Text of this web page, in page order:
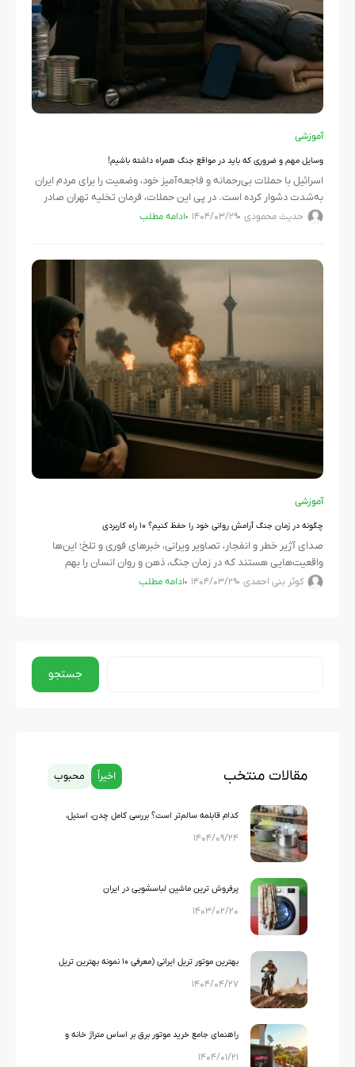
آموزشی
وسایل مهم و ضروری که باید در مواقع جنگ همراه داشته باشیم!
اسرائیل با حملات بی‌رحمانه و فاجعه‌آمیز خود، وضعیت را برای مردم ایران
به‌شدت دشوار کرده است. در پی این حملات، فرمان تخلیه تهران صادر
شده و بسیاری از ساکنان این
حدیث محمودی ۱۴۰۴/۰۳/۲۹ ادامه مطلب
آموزشی
چگونه در زمان جنگ آرامش روانی خود را حفظ کنیم؟ ۱۰ راه کاربردی
صدای آژیر خطر و انفجار، تصاویر ویرانی، خبرهای فوری و تلخ؛ این‌ها
واقعیت‌هایی هستند که در زمان جنگ، ذهن و روان انسان را بهم
میریزند. در چنین روزهایی که ترس،
کوثر بنی احمدی ۱۴۰۴/۰۳/۲۹ ادامه مطلب
جستجو
مقالات منتخب اخیراً محبوب
کدام قابلمه سالم‌تر است؟ بررسی کامل چدن، استیل،
گرانیت و تفلون
۱۴۰۴/۰۹/۲۴
پرفروش ترین ماشین لباسشویی در ایران
۱۴۰۳/۰۲/۲۰
بهترین موتور تریل ایرانی (معرفی ۱۰ نمونه بهترین تریل
های ایرانی)
۱۴۰۴/۰۴/۲۷
راهنمای جامع خرید موتور برق بر اساس متراژ خانه و
لوازم خانگی
۱۴۰۴/۰۱/۲۱